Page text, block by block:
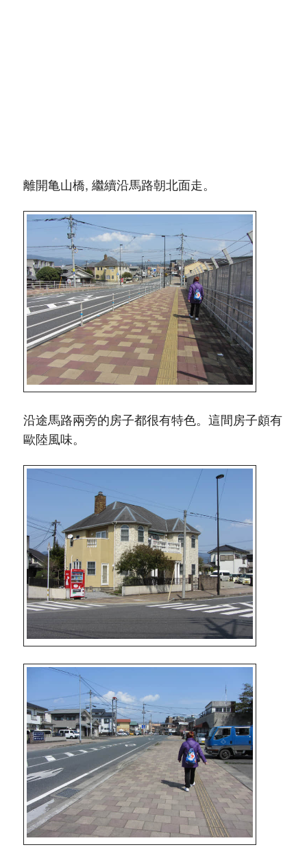
離開亀山橋, 繼續沿馬路朝北面走。
沿途馬路兩旁的房子都很有特色。這間房子頗有
歐陸風味。